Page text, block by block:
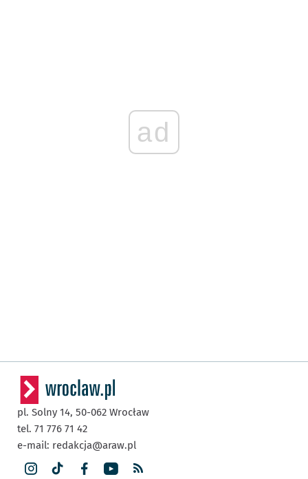
ad
pl. Solny 14, 50-062 Wrocław
tel. 71 776 71 42
e-mail: redakcja@araw.pl